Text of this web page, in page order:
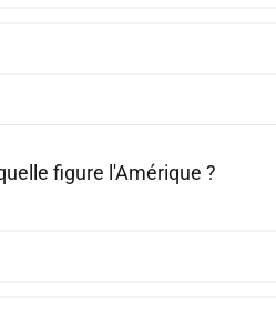
figure l'Amérique ?